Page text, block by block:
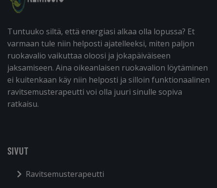
Tuntuuko siltä, että energiasi alkaa olla lopussa? Et
varmaan tule niin helposti ajatelleeksi, miten paljon
ruokavalio vaikuttaa oloosi ja jokapäiväiseen
jaksamiseen. Aina oikeanlaisen ruokavalion löytäminen
ei kuitenkaan käy niin helposti ja silloin funktionaalinen
ravitsemusterapeutti voi olla juuri sinulle sopiva
ratkaisu.
SIVUT
Ravitsemusterapeutti